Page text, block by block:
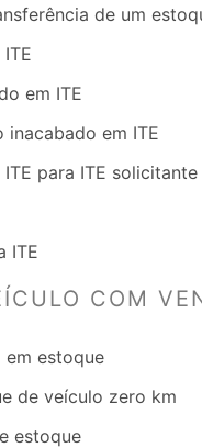
de um
em ITE
inacabado em ITE
para ITE solicitante
ITE
COM
estoque
de veículo zero km
estoque